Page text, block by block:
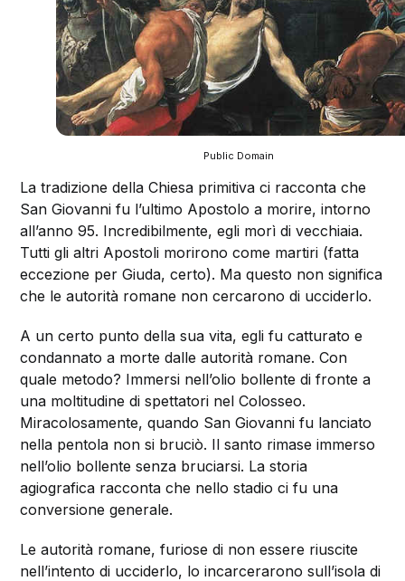
Public Domain
La tradizione della Chiesa primitiva ci racconta che
San Giovanni fu l’ultimo Apostolo a morire, intorno
all’anno 95. Incredibilmente, egli morì di vecchiaia.
Tutti gli altri Apostoli morirono come martiri (fatta
eccezione per Giuda, certo). Ma questo non significa
che le autorità romane non cercarono di ucciderlo.
A un certo punto della sua vita, egli fu catturato e
condannato a morte dalle autorità romane. Con
quale metodo? Immersi nell’olio bollente di fronte a
una moltitudine di spettatori nel Colosseo.
Miracolosamente, quando San Giovanni fu lanciato
nella pentola non si bruciò. Il santo rimase immerso
nell’olio bollente senza bruciarsi. La storia
agiografica racconta che nello stadio ci fu una
conversione generale.
Le autorità romane, furiose di non essere riuscite
nell’intento di ucciderlo, lo incarcerarono sull’isola di